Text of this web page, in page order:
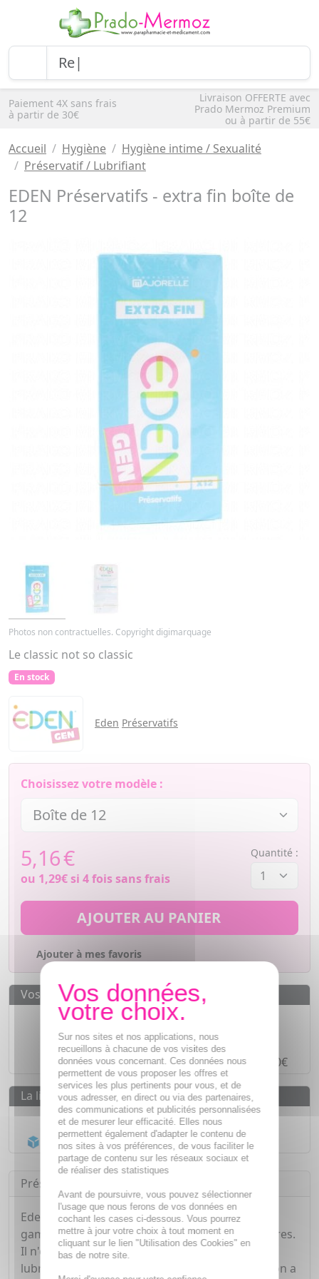
Paiement 4X sans frais
à partir de 30€
Livraison OFFERTE avec
Prado Mermoz Premium
ou à partir de 55€
Accueil Hygiène
Hygiène intime / Sexualité
Préservatif / Lubrifiant
EDEN Préservatifs - extra fin boîte de
12
Photos non contractuelles. Copyright digimarquage
Le classic not so classic
En stock
Eden Préservatifs
Choisissez votre modèle :
5,16€
ou 1,29€si 4 fois sans frais
Quantité :
AJOUTER AU PANIER
Ajouter à mes favoris
Vos avantages
Des prixIMBATTABLES
Paiement en ligneSÉCURISÉ
Paiement en4 fois sans fraisà partir de 30€
La livraison
Livraison gratuite dès55€
Acheminement Chronoposten 24h*
Présentation
Eden Gen Extra-fin c'est le modèle alpha de la
gamme Eden Gen : celui qui inspira tous les autres.
Il n'est pas seulement fin, il est Extra-fin et Extra
lubrifié. Confortable avec sa forme droite (oui, on a
Sur nos sites et nos applications, nous
recueillons à chacune de vos visites des
données vous concernant. Ces données nous
permettent de vous proposer les offres et
services les plus pertinents pour vous, et de
vous adresser, en direct ou via des partenaires,
des communications et publicités personnalisées
et de mesurer leur efficacité. Elles nous
permettent également d'adapter le contenu de
nos sites à vos préférences, de vous faciliter le
partage de contenu sur les réseaux sociaux et
de réaliser des statistiques
Avant de poursuivre, vous pouvez sélectionner
l'usage que nous ferons de vos données en
cochant les cases ci-dessous. Vous pourrez
mettre à jour votre choix à tout moment en
cliquant sur le lien "Utilisation des Cookies" en
bas de notre site.